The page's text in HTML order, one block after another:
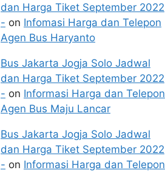
dan Harga Tiket September 2022
- on Infomasi Harga dan Telepon
Agen Bus Haryanto
Bus Jakarta Jogja Solo Jadwal
dan Harga Tiket September 2022
- on Informasi Harga dan Telepon
Agen Bus Maju Lancar
Bus Jakarta Jogja Solo Jadwal
dan Harga Tiket September 2022
- on Informasi Harga dan Telepon